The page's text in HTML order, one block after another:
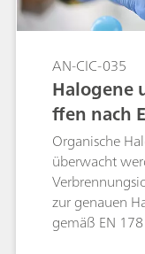
AN-CIC-035
Halogene
ffen nach
Organische
überwacht
zur genauen
gemäß EN